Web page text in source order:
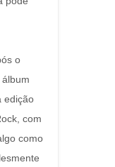
o
edição
com
como